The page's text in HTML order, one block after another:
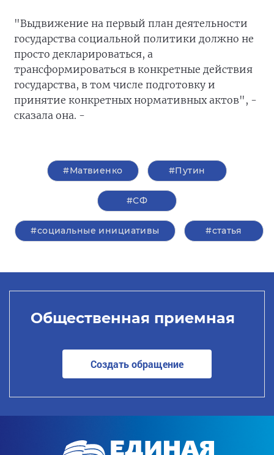
"Выдвижение на первый план деятельности
государства социальной политики должно не
просто декларироваться, а
трансформироваться в конкретные действия
государства, в том числе подготовку и
принятие конкретных нормативных актов", -
сказала она. -
#Матвиенко #Путин
#СФ
#социальные инициативы #статья
Общественная приемная
Создать обращение